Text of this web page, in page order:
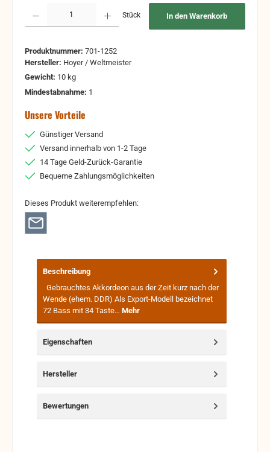
Stück In den Warenkorb
Produktnummer: 701-1252
Hersteller: Hoyer / Weltmeister
Gewicht: 10 kg
Mindestabnahme: 1
Unsere Vorteile
Günstiger Versand
Versand innerhalb von 1-2 Tage
14 Tage Geld-Zurück-Garantie
Bequeme Zahlungsmöglichkeiten
Dieses Produkt weiterempfehlen:
Beschreibung
Gebrauchtes Akkordeon aus der Zeit kurz nach der
Wende (ehem. DDR) Als Export-Modell bezeichnet
72 Bass mit 34 Taste… Mehr
Eigenschaften
Hersteller
Bewertungen